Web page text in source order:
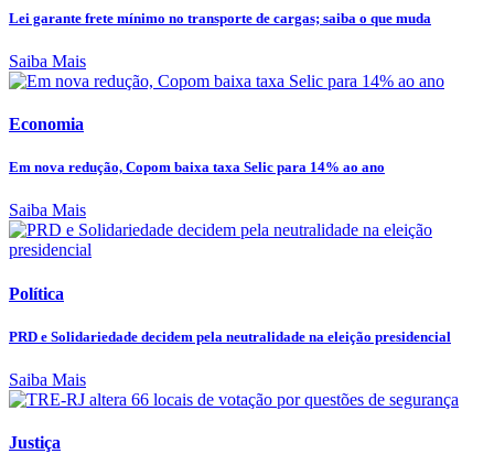
Lei garante frete mínimo no transporte de cargas; saiba o que muda
Saiba Mais
Economia
Em nova redução, Copom baixa taxa Selic para 14% ao ano
Saiba Mais
Política
PRD e Solidariedade decidem pela neutralidade na eleição presidencial
Saiba Mais
Justiça